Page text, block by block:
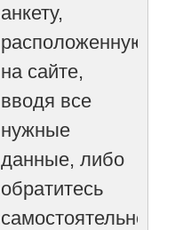
анкету,
расположенную
на сайте,
вводя все
нужные
данные, либо
обратитесь
самостоятельно